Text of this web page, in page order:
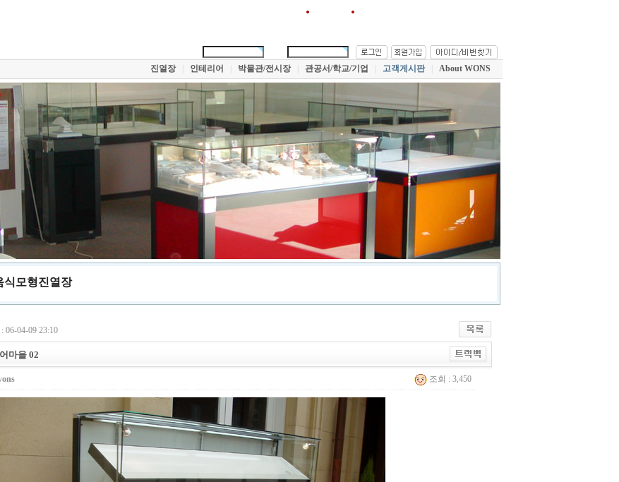
진열장 인테리어 박물관/전시장 관공서/학교/기업 고객게시판 About WONS
식모형진열장
06-04-09 23:10
마을 02
조회 : 3,450